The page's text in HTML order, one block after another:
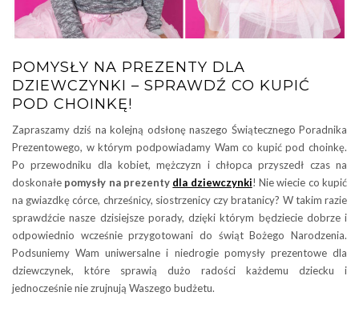
POMYSŁY NA PREZENTY DLA
DZIEWCZYNKI – SPRAWDŹ CO KUPIĆ
POD CHOINKĘ!
Zapraszamy dziś na kolejną odsłonę naszego Świątecznego Poradnika
Prezentowego, w którym podpowiadamy Wam co kupić pod choinkę.
Po przewodniku dla kobiet, mężczyzn i chłopca przyszedł czas na
doskonałe pomysły na prezenty dla dziewczynki! Nie wiecie co kupić
na gwiazdkę córce, chrześnicy, siostrzenicy czy bratanicy? W takim razie
sprawdźcie nasze dzisiejsze porady, dzięki którym będziecie dobrze i
odpowiednio wcześnie przygotowani do świąt Bożego Narodzenia.
Podsuniemy Wam uniwersalne i niedrogie pomysły prezentowe dla
dziewczynek, które sprawią dużo radości każdemu dziecku i
jednocześnie nie zrujnują Waszego budżetu.